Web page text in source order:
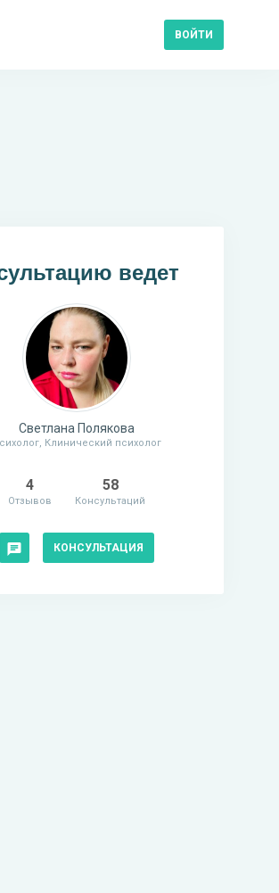
ВОЙТИ
ведет
Светлана Полякова
Клинический психолог
4
Отзывов
58
Консультаций
КОНСУЛЬТАЦИЯ